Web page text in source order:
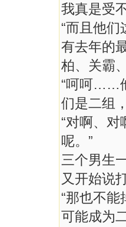
我真是受
“而且他
有去年的
柏、关霸
“呵呵……
们是二组
“对啊、
呢。”
三个男生
又开始说
“那也不
可能成为